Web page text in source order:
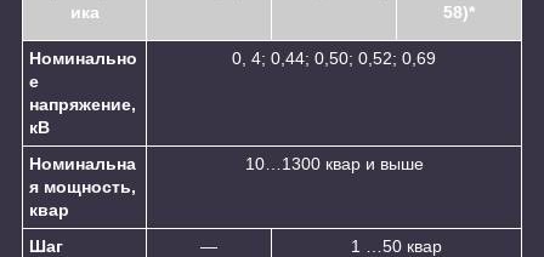
ика
58)*
Номинально
е
напряжение,
кВ
0, 4; 0,44; 0,50; 0,52; 0,69
Номинальна
я мощность,
квар
10…1300 квар и выше
Шаг
— 1 …50 квар